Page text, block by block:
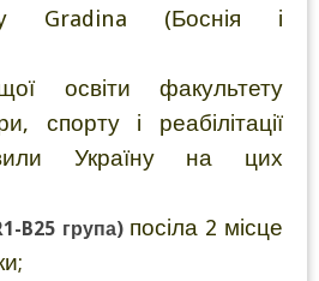
у Gradina (Боснія і
освіти факультету
спорту і реабілітації
Україну на цих
B25 група) посіла 2 місце